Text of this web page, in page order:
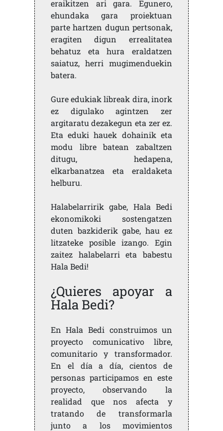
eraikitzen ari gara. Egunero,
ehundaka gara proiektuan
parte hartzen dugun pertsonak,
eragiten digun errealitatea
behatuz eta hura eraldatzen
saiatuz, herri mugimenduekin
batera.
Gure edukiak libreak dira, inork
ez digulako agintzen zer
argitaratu dezakegun eta zer ez.
Eta eduki hauek dohainik eta
modu libre batean zabaltzen
ditugu, hedapena,
elkarbanatzea eta eraldaketa
helburu.
Halabelarririk gabe, Hala Bedi
ekonomikoki sostengatzen
duten bazkiderik gabe, hau ez
litzateke posible izango. Egin
zaitez halabelarri eta babestu
Hala Bedi!
¿Quieres apoyar a
Hala Bedi?
En Hala Bedi construimos un
proyecto comunicativo libre,
comunitario y transformador.
En el día a día, cientos de
personas participamos en este
proyecto, observando la
realidad que nos afecta y
tratando de transformarla
junto a los movimientos